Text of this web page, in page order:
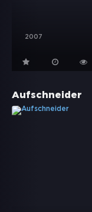
2007
Aufschneider